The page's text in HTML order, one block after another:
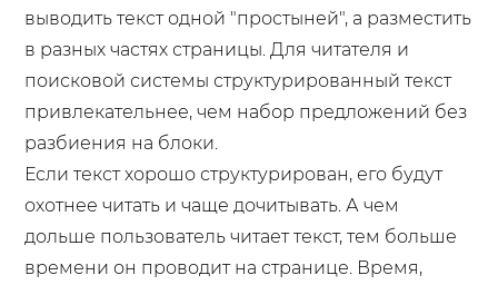
выводить текст одной "простыней", а разместить
в разных частях страницы. Для читателя и
поисковой системы структурированный текст
привлекательнее, чем набор предложений без
разбиения на блоки.
Если текст хорошо структурирован, его будут
охотнее читать и чаще дочитывать. А чем
дольше пользователь читает текст, тем больше
времени он проводит на странице. Время,